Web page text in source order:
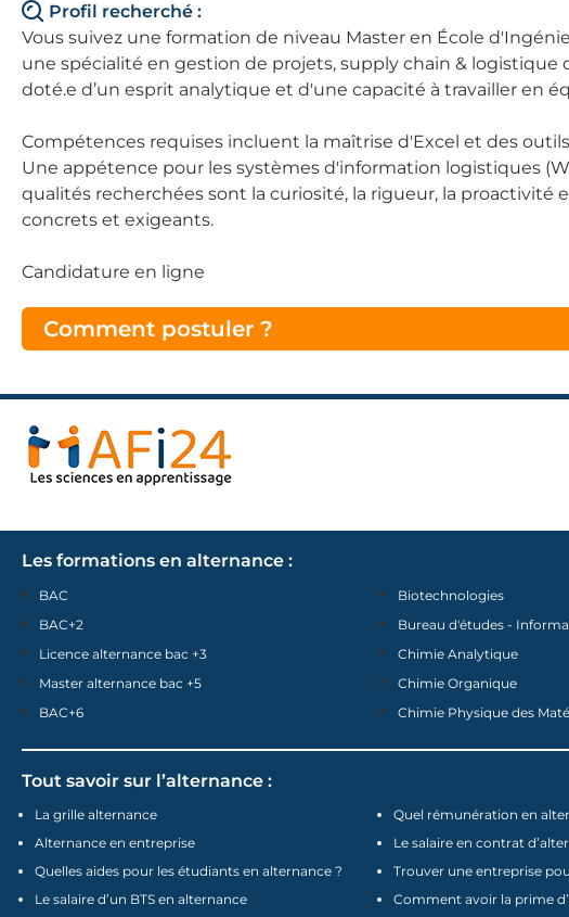
Profil recherché :
Vous suivez une formation de niveau Master en École
une spécialité en gestion de projets, supply chain & logistique
doté.e d’un esprit analytique et d'une capacité à travailler en
Compétences requises incluent la maîtrise d'Excel et des
Une appétence pour les systèmes d'information logistiques
qualités recherchées sont la curiosité, la rigueur, la proactivité
concrets et exigeants.
Candidature en ligne
Comment postuler ?
Les formations en alternance :
BAC
BAC+2
Licence alternance bac +3
Master alternance bac +5
BAC+6
Biotechnologies
Bureau d'études -
Chimie Analytique
Chimie Organique
Chimie Physique des
Tout savoir sur l’alternance :
La grille alternance
Alternance en entreprise
Quelles aides pour les étudiants en alternance ?
Le salaire d’un BTS en alternance
Quel rémunération en
Le salaire en contrat
Trouver une entreprise
Comment avoir la prime